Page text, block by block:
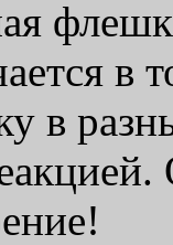
в
в